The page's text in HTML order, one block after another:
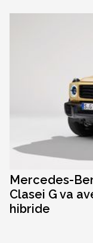
Mercedes-
Clasei G va
hibride